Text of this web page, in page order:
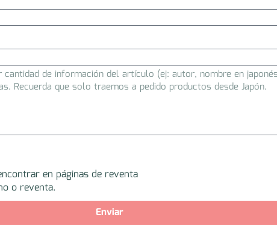
en páginas de reventa
o reventa.
Enviar